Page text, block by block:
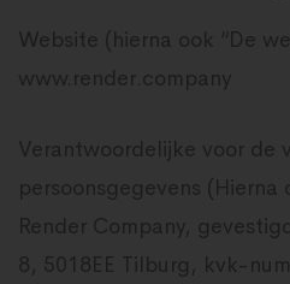
Website (hierna ook “De
www.render.company
Verantwoordelijke voor de
persoonsgegevens (Hierna
Render Company,
8, 5018EE Tilburg, kvk-